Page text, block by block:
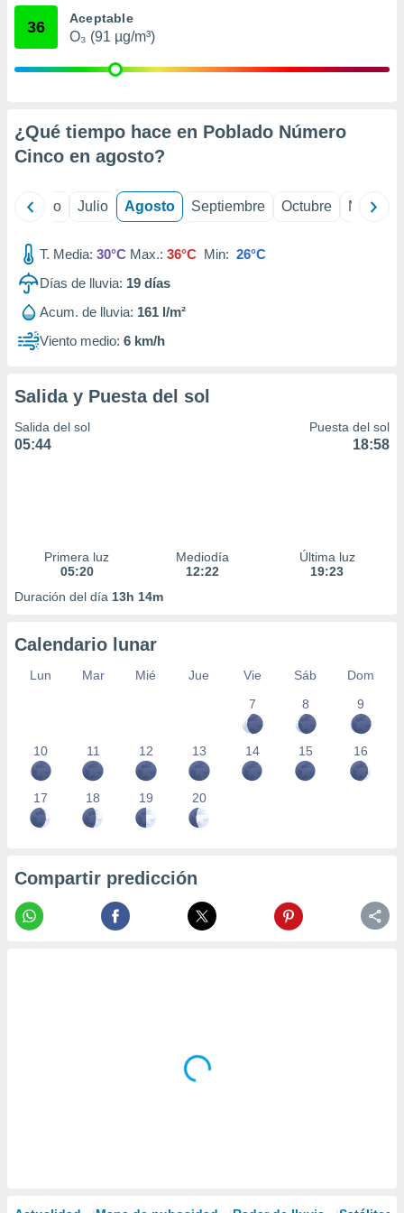
e
publicidad
1199
36 Aceptable
O₃ (91 µg/m³)
¿Qué tiempo hace en Poblado Número
Cinco en agosto?
Junio Julio Agosto Septiembre Octubre
T. Media: 30°C Max.: 36°C Min: 26°C
Días de lluvia: 19 días
Acum. de lluvia: 161 l/m²
Viento medio: 6 km/h
Salida y Puesta del sol
Salida del sol
05:44
Puesta del sol
18:58
Primera luz
05:20
Mediodía
12:22
Última luz
19:23
Duración del día 13h 14m
Calendario lunar
Lun Mar Mié Jue Vie Sáb
Dom
7
8 9
10 11 12 13 14 15 16
17 18 19 20
Compartir predicción